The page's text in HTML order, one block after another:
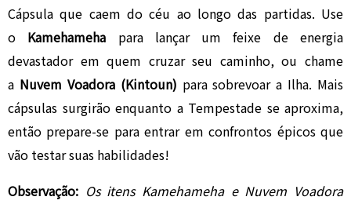
Cápsula que caem do céu ao longo das partidas. Use
o Kamehameha para lançar um feixe de energia
devastador em quem cruzar seu caminho, ou chame
a Nuvem Voadora (Kintoun) para sobrevoar a Ilha. Mais
cápsulas surgirão enquanto a Tempestade se aproxima,
então prepare-se para entrar em confrontos épicos que
vão testar suas habilidades!
Observação: Os itens Kamehameha e Nuvem Voadora